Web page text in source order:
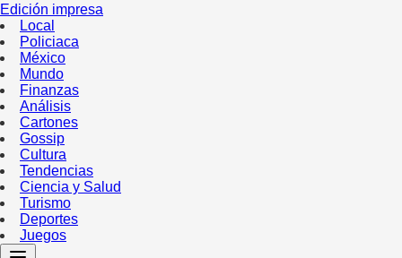
Edición impresa
Local
Policiaca
México
Mundo
Finanzas
Análisis
Cartones
Gossip
Cultura
Tendencias
Ciencia y Salud
Turismo
Deportes
Juegos